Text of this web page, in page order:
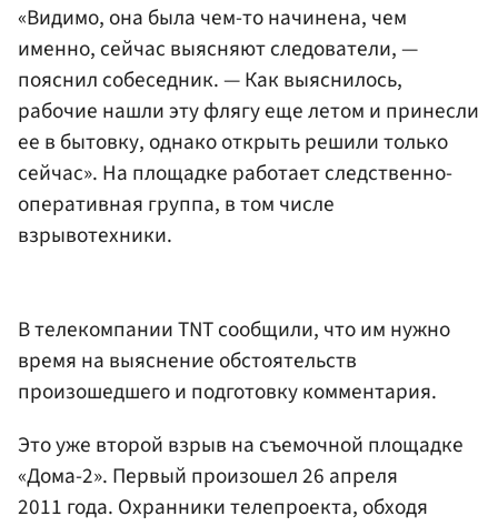
«Видимо, она была чем-то начинена, чем
именно, сейчас выясняют следователи, —
пояснил собеседник. — Как выяснилось,
рабочие нашли эту флягу еще летом и принесли
ее в бытовку, однако открыть решили только
сейчас». На площадке работает следственно-
оперативная группа, в том числе
взрывотехники.
В телекомпании TNT сообщили, что им нужно
время на выяснение обстоятельств
произошедшего и подготовку комментария.
Это уже второй взрыв на съемочной площадке
«Дома-2». Первый произошел 26 апреля
2011 года. Охранники телепроекта, обходя